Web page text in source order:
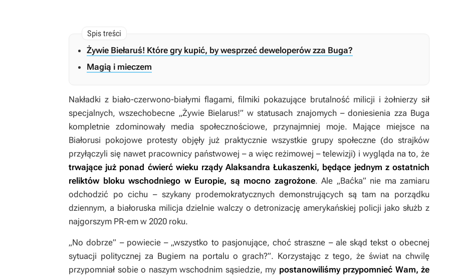
Żywie Biełaruś! Które gry kupić, by wesprzeć deweloperów zza Buga?
Magią i mieczem
Nakładki z biało-czerwono-białymi flagami, filmiki pokazujące brutalność milicji i żołnierzy sił
specjalnych, wszechobecne „Żywie Bielarus!” w statusach znajomych – doniesienia zza Buga
kompletnie zdominowały media społecznościowe, przynajmniej moje. Mające miejsce na
Białorusi pokojowe protesty objęły już praktycznie wszystkie grupy społeczne (do strajków
przyłączyli się nawet pracownicy państwowej – a więc reżimowej – telewizji) i wygląda na to, że
trwające już ponad ćwierć wieku rządy Alaksandra Łukaszenki, będące jednym z ostatnich
reliktów bloku wschodniego w Europie, są mocno zagrożone. Ale „Baćka” nie ma zamiaru
odchodzić po cichu – szykany prodemokratycznych demonstrujących są tam na porządku
dziennym, a białoruska milicja dzielnie walczy o detronizację amerykańskiej policji jako służb z
najgorszym PR-em w 2020 roku.
„No dobrze” – powiecie – „wszystko to pasjonujące, choć straszne – ale skąd tekst o obecnej
sytuacji politycznej za Bugiem na portalu o grach?”. Korzystając z tego, że świat na chwilę
przypomniał sobie o naszym wschodnim sąsiedzie, my postanowiliśmy przypomnieć Wam, że